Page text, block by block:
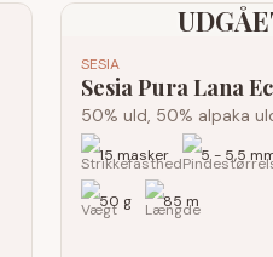
SESIA
Sesia Pura Lana
50% uld, 50% alpaka
15 masker 5 - 5,5
50 g 85 m